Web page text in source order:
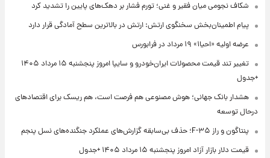
شکاف نجومی میان فقیر و غنی؛ تورم فشار بر دهک‌های پایین را تشدید کرد
پیام اطمینان‌بخش سخنگوی ارتش: ارتش در بالاترین سطح آمادگی قرار دارد
عرضه اولیه «احیا۱» ۱۹ مرداد در فرابورس
تغییر تند قیمت محصولات ایران‌خودرو و سایپا امروز پنجشنبه ۱۵ مرداد ۱۴۰۵
+جدول
هشدار بانک جهانی؛ هوش مصنوعی هم فرصت است، هم ریسک برای اقتصادهای
درحال توسعه
پنتاگون و راز F-۳۵؛ حذف بی‌سابقه گزارش‌های عملکرد جنگنده‌های نسل پنجم
قیمت دلار بازار آزاد امروز پنجشنبه ۱۵ مرداد ۱۴۰۵ +جدول